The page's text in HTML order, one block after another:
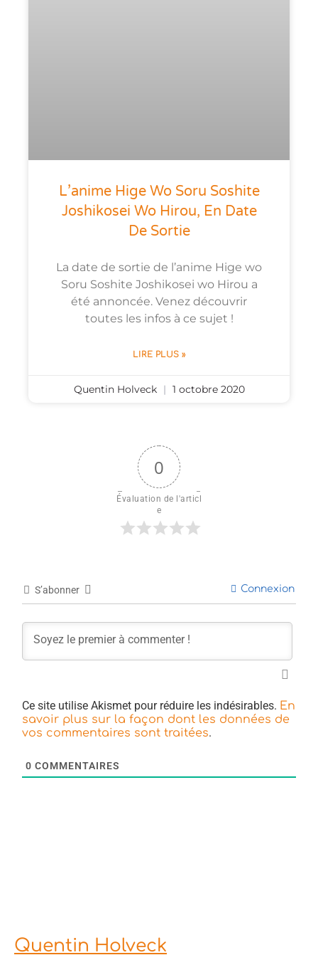
L’anime Hige Wo Soru Soshite
Joshikosei Wo Hirou, En Date
De Sortie
La date de sortie de l’anime Hige wo
Soru Soshite Joshikosei wo Hirou a
été annoncée. Venez découvrir
toutes les infos à ce sujet !
LIRE PLUS »
Quentin Holveck 1 octobre 2020
0
Évaluation de l'articl
e
S’abonner Connexion
Ce site utilise Akismet pour réduire les indésirables. En
savoir plus sur la façon dont les données de
vos commentaires sont traitées.
0 COMMENTAIRES
Quentin Holveck